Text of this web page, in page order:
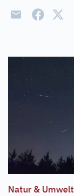
Natur & Umwelt